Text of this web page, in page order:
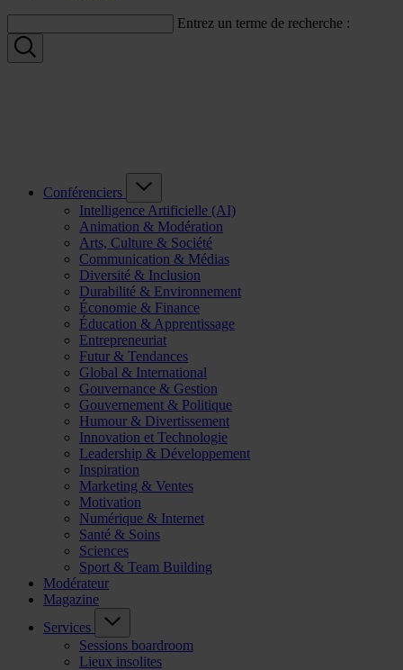
Entrez un terme de recherche :
Conférenciers
Intelligence Artificielle (AI)
Animation & Modération
Arts, Culture & Société
Communication & Médias
Diversité & Inclusion
Durabilité & Environnement
Économie & Finance
Éducation & Apprentissage
Entrepreneuriat
Futur & Tendances
Global & International
Gouvernance & Gestion
Gouvernement & Politique
Humour & Divertissement
Innovation et Technologie
Leadership & Développement
Inspiration
Marketing & Ventes
Motivation
Numérique & Internet
Santé & Soins
Sciences
Sport & Team Building
Modérateur
Magazine
Services
Sessions boardroom
Lieux insolites